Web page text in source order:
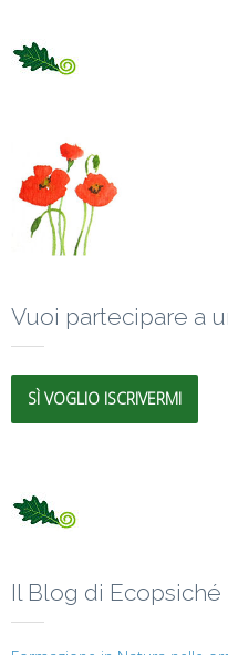
Vuoi partecipare a
SÌ VOGLIO ISCRIVERMI
Il Blog di Ecopsiché